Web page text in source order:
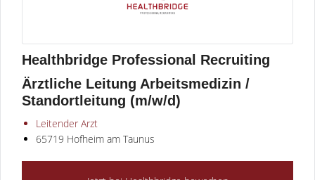
Healthbridge Professional Recruiting
Ärztliche Leitung Arbeitsmedizin /
Standortleitung (m/w/d)
Leitender Arzt
65719 Hofheim am Taunus